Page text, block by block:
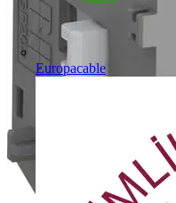
Europacable